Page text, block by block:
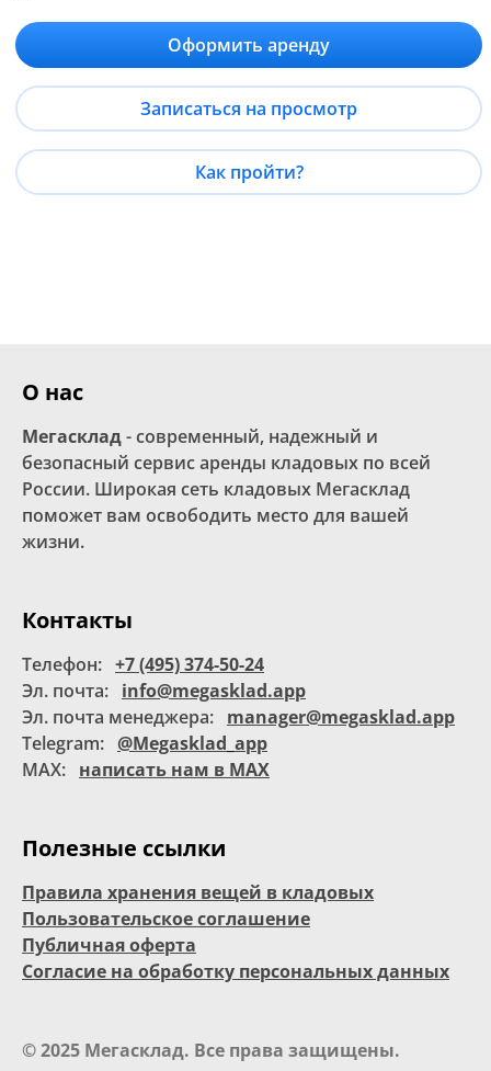
Оформить аренду
Записаться на просмотр
Как пройти?
О нас
Мегасклад- современный, надежный и
безопасный сервис аренды кладовых по всей
России. Широкая сеть кладовых Мегасклад
поможет вам освободить место для вашей
жизни.
Контакты
Телефон: +7 (495) 374-50-24
Эл. почта: info@megasklad.app
Эл. почта менеджера: manager@megasklad.app
Telegram: @Megasklad_app
MAX: написать нам в MAX
Полезные ссылки
Правила хранения вещей в кладовых
Пользовательское соглашение
Публичная оферта
Согласие на обработку персональных данных
© 2025 Мегасклад. Все права защищены.